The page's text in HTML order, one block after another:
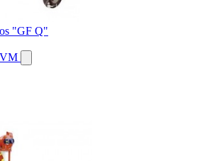
"GF Q"